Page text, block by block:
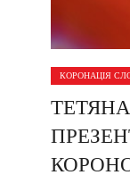
КОРОНАЦІЯ